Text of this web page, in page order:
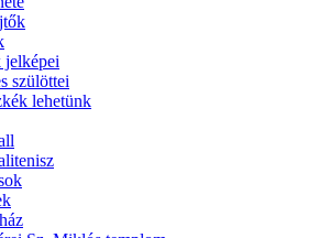
jelképei
szülöttei
lehetünk